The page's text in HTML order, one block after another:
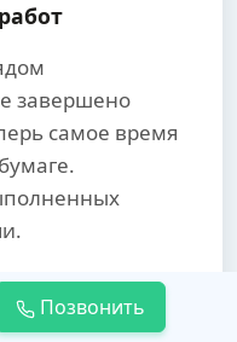
завершено
самое время
работы,
расчет.
Позвонить